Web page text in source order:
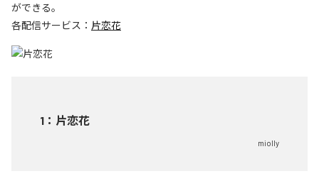
ができる。
各配信サービス： 片恋花
1 ： 片恋花
miolly